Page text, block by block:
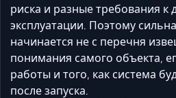
риска и разные требования к
эксплуатации. Поэтому
начинается не с перечня
понимания самого объекта,
работы и того, как система
после запуска.